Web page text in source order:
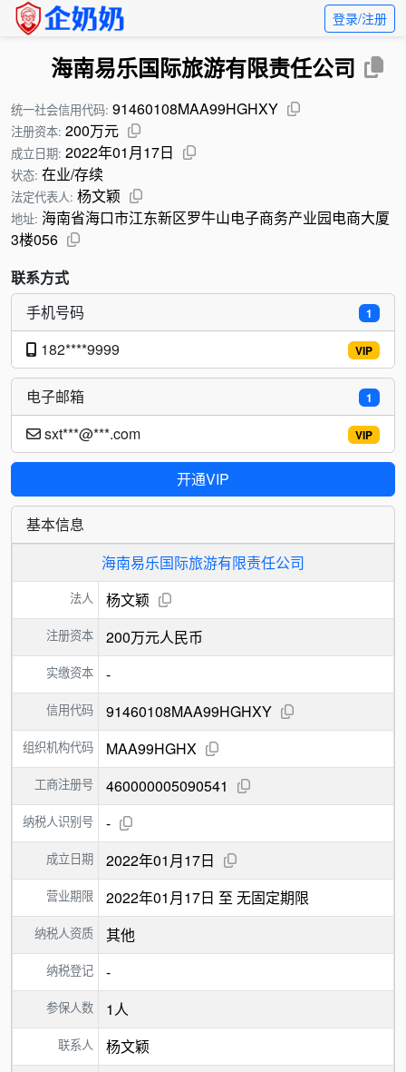
登录/注册
海南易乐国际旅游有限责任公司
统一社会信用代码: 91460108MAA99HGHXY
注册资本: 200万元
成立日期: 2022年01月17日
状态: 在业/存续
法定代表人: 杨文颖
地址: 海南省海口市江东新区罗牛山电子商务产业园电商大厦
3楼056
联系方式
1
手机号码
VIP
182****9999
1
电子邮箱
VIP
sxt***@***.com
开通VIP
基本信息
海南易乐国际旅游有限责任公司
法人 杨文颖
注册资本 200万元人民币
实缴资本 -
信用代码 91460108MAA99HGHXY
组织机构代码 MAA99HGHX
工商注册号 460000005090541
纳税人识别号 -
成立日期 2022年01月17日
营业期限 2022年01月17日 至 无固定期限
纳税人资质 其他
纳税登记 -
参保人数 1人
联系人 杨文颖